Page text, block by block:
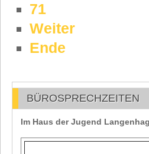
71
Weiter
Ende
BÜROSPRECHZEITEN
Im Haus der Jugend